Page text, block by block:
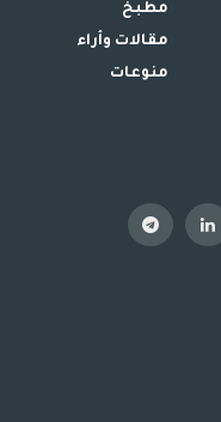
مطبخ
مقالات وأراء
منوعات